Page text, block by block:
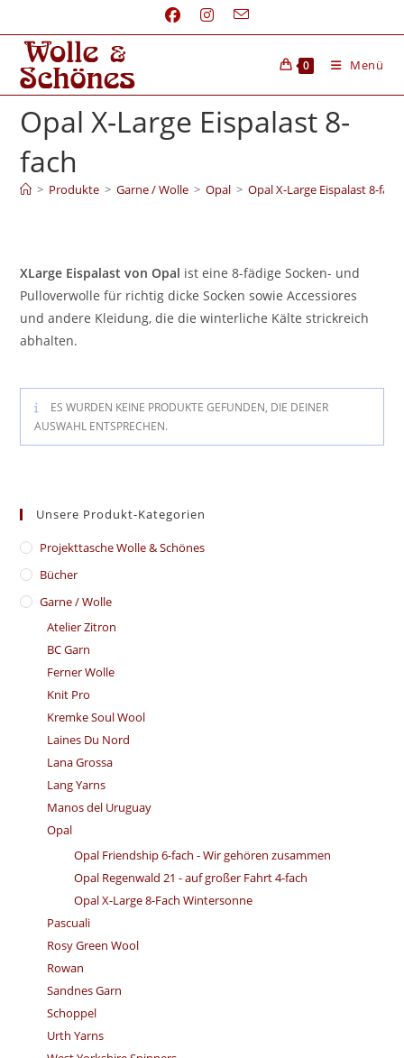
0 Menü
Opal X-Large Eispalast 8-
fach
> Produkte > Garne / Wolle > Opal > Opal X-Large Eispalast 8-fach
XLarge Eispalast von Opal ist eine 8-fädige Socken- und
Pulloverwolle für richtig dicke Socken sowie Accessiores
und andere Kleidung, die die winterliche Kälte strickreich
abhalten.
ES WURDEN KEINE PRODUKTE GEFUNDEN, DIE DEINER
AUSWAHL ENTSPRECHEN.
Unsere Produkt-Kategorien
​Projekttasche Wolle & Schönes
Bücher
Garne / Wolle
Atelier Zitron
BC Garn
Ferner Wolle
Knit Pro
Kremke Soul Wool
Laines Du Nord
Lana Grossa
Lang Yarns
Manos del Uruguay
Opal
Opal Friendship 6-fach - Wir gehören zusammen
Opal Regenwald 21 - auf großer Fahrt 4-fach
Opal X-Large 8-Fach Wintersonne
Pascuali
Rosy Green Wool
Rowan
Sandnes Garn
Schoppel
Urth Yarns